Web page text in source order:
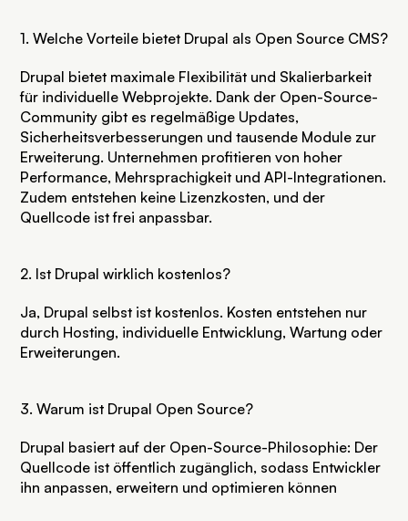
1. Welche Vorteile bietet Drupal als Open Source CMS?
Drupal bietet maximale Flexibilität und Skalierbarkeit
für individuelle Webprojekte. Dank der Open-Source-
Community gibt es regelmäßige Updates,
Sicherheitsverbesserungen und tausende Module zur
Erweiterung. Unternehmen profitieren von hoher
Performance, Mehrsprachigkeit und API-Integrationen.
Zudem entstehen keine Lizenzkosten, und der
Quellcode ist frei anpassbar.
2. Ist Drupal wirklich kostenlos?
Ja, Drupal selbst ist kostenlos. Kosten entstehen nur
durch Hosting, individuelle Entwicklung, Wartung oder
Erweiterungen.
3. Warum ist Drupal Open Source?
Drupal basiert auf der Open-Source-Philosophie: Der
Quellcode ist öffentlich zugänglich, sodass Entwickler
ihn anpassen, erweitern und optimieren können